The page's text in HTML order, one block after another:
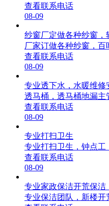
查看联系电话
08-09
纱窗厂定做各种纱窗，
厂家订做各种纱窗，百
查看联系电话
08-09
专业透下水，水暖维修
透马桶，透马桶地漏主
查看联系电话
08-09
专业打扫卫生
专业打扫卫生，钟点工
查看联系电话
08-09
专业家政保洁开荒保洁
专业保洁团队，新楼开